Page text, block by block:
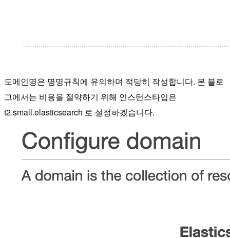
도메인명은 명명규칙에 유의하며 적당히 작성합니다. 본 블로
그에서는 비용을 절약하기 위해 인스턴스타입은
t2.small.elasticsearch 로 설정하겠습니다.